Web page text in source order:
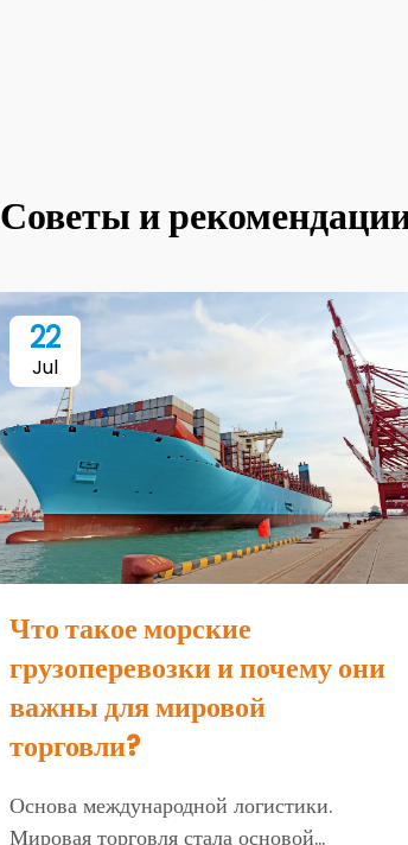
Советы и
22
Jul
Что такое морские
грузоперевозки и почему они
важны для мировой
торговли?
Основа международной логистики.
Мировая торговля стала основой